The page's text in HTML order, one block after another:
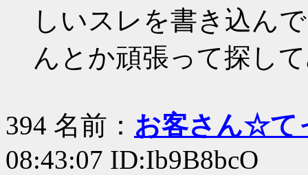
しいスレを書き込ん
んとか頑張って探し
394 名前： お客さん☆て
08:43:07 ID:Ib9B8bcO